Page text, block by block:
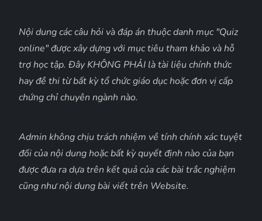
Nội dung các câu hỏi và đáp án thuộc danh mục "Quiz
online" được xây dựng với mục tiêu tham khảo và hỗ
trợ học tập. Đây KHÔNG PHẢI là tài liệu chính thức
hay đề thi từ bất kỳ tổ chức giáo dục hoặc đơn vị cấp
chứng chỉ chuyên ngành nào.
Admin không chịu trách nhiệm về tính chính xác tuyệt
đối của nội dung hoặc bất kỳ quyết định nào của bạn
được đưa ra dựa trên kết quả của các bài trắc nghiệm
cũng như nội dung bài viết trên Website.